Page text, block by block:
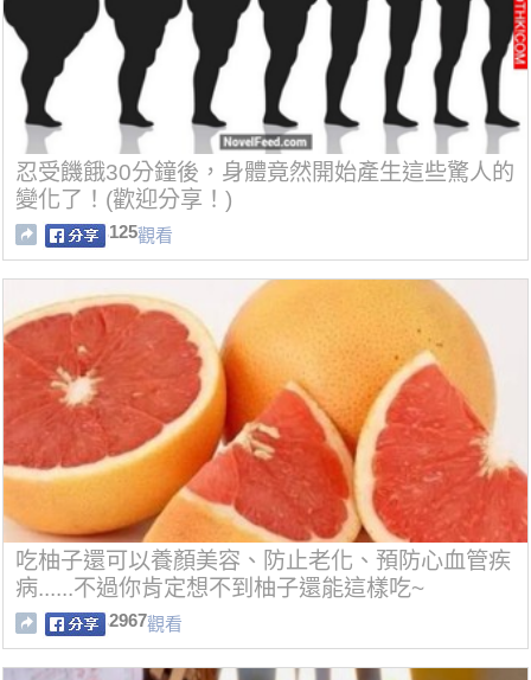
忍受饑餓30分鐘後，身體竟然開始產生這些驚人的
變化了！(歡迎分享！)
125觀看
吃柚子還可以養顏美容、防止老化、預防心血管疾
病......不過你肯定想不到柚子還能這樣吃~
2967觀看